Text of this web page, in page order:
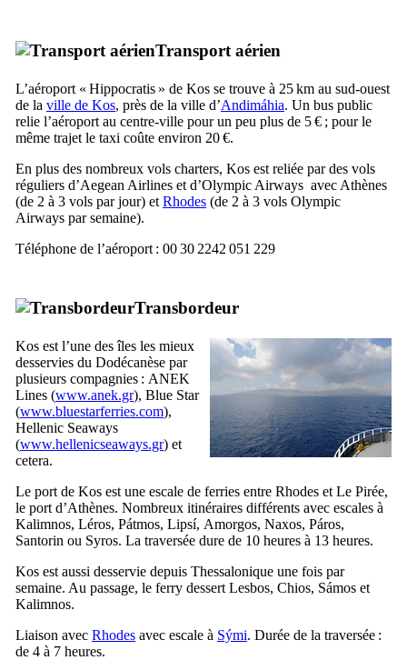
Transport aérien
L’aéroport « Hippocratis » de Kos se trouve à 25 km au sud-ouest
de la ville de Kos, près de la ville d’Andimáhia. Un bus public
relie l’aéroport au centre-ville pour un peu plus de 5 € ; pour le
même trajet le taxi coûte environ 20 €.
En plus des nombreux vols charters, Kos est reliée par des vols
réguliers d’Aegean Airlines et d’Olympic Airways avec Athènes
(de 2 à 3 vols par jour) et Rhodes (de 2 à 3 vols Olympic
Airways par semaine).
Téléphone de l’aéroport : 00 30 2242 051 229
Transbordeur
Kos est l’une des îles les mieux
desservies du Dodécanèse par
plusieurs compagnies : ANEK
Lines (www.anek.gr), Blue Star
(www.bluestarferries.com),
Hellenic Seaways
(www.hellenicseaways.gr) et
cetera.
Le port de Kos est une escale de ferries entre Rhodes et Le Pirée,
le port d’Athènes. Nombreux itinéraires différents avec escales à
Kalimnos, Léros, Pátmos, Lipsí, Amorgos, Naxos, Páros,
Santorin ou Syros. La traversée dure de 10 heures à 13 heures.
Kos est aussi desservie depuis Thessalonique une fois par
semaine. Au passage, le ferry dessert Lesbos, Chios, Sámos et
Kalimnos.
Liaison avec Rhodes avec escale à Sými. Durée de la traversée :
de 4 à 7 heures.